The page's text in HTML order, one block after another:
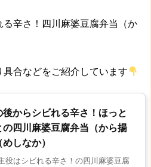
辛さ！四川麻婆豆腐弁当（か
合などをご紹介しています
後からシビれる辛さ！ほっと
の四川麻婆豆腐弁当（から揚
しなか）
役はシビれる辛さ！の四川麻婆豆腐